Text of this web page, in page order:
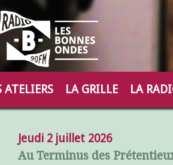
ATELIERS LA GRILLE LA
Jeudi 2 juillet 2026
Au Terminus des